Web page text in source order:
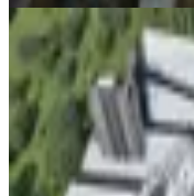
SIFIR BİNA
Ultra